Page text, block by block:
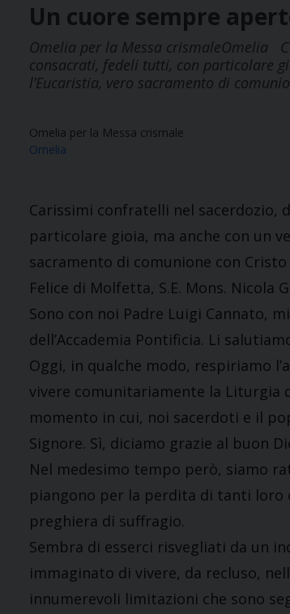
Un cuore sempre
Omelia per la Messa crismaleOmelia
consacrati, fedeli tutti, con particolare
l’Eucaristia, vero sacramento di
Omelia per la Messa crismale
Omelia
Carissimi confratelli nel sacerdozio,
particolare gioia, ma anche con un
sacramento di comunione con Cristo
Felice di Molfetta, S.E. Mons. Nicola
Sono con noi Padre Luigi Cannato,
dell’Accademia Pontificia. Li
Oggi, in qualche modo, respiriamo
vivere comunitariamente la Liturgia
momento in cui, noi sacerdoti e il
Signore. Sì, diciamo grazie al buon
Nel medesimo tempo però, siamo
piangono per la perdita di tanti loro
preghiera di suffragio.
Sembra di esserci risvegliati da un
immaginato di vivere, da recluso,
innumerevoli limitazioni che sono